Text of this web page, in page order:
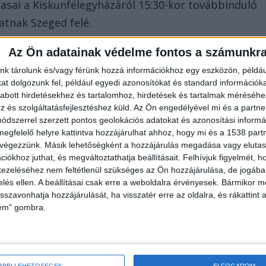
Az Ön adatainak védelme fontos a
tárolunk és/vagy férünk hozzá információkhoz egy eszközön,
dolgozunk fel, például egyedi azonosítókat és standard
hirdetésekhez és tartalomhoz, hirdetések és tartalmak
és szolgáltatásfejlesztéshez küld. Az Ön engedélyével mi és a
szerzett pontos geolokációs adatokat és azonosítási
helyre kattintva hozzájárulhat ahhoz, hogy mi és a 1538
Másik lehetőségként a hozzájárulás megadása vagy
juthat, és megváltoztathatja beállításait. Felhívjuk figyelmét,
nem feltétlenül szükséges az Ön hozzájárulása, de
ellen. A beállításai csak erre a weboldalra érvényesek. Bármikor
hozzájárulását, ha visszatér erre az oldalra, és rákattint
gombra.
a Kiskunfélegyházáról 15:30-kor továbbinduló
Szeged felé.
Kiskunfélegyháza között pótlóbuszok
és Kiskunfélegyháza között pótlóbuszok
Kiskunfélegyháza szakaszon érvényesek a
és a Kecskemétről 18:12-kor Szolnokra induló
(narancs) riasztást adott ki Békés
területére hétfő délutánra. Hevesebb zivatarok